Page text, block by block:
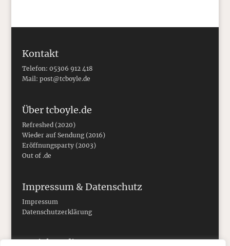
Kontakt
Telefon: 05306 912 418
Mail: post@tcboyle.de
Über tcboyle.de
Refreshed (2020)
Wieder auf Sendung (2016)
Eröffnungsparty (2003)
Out of .de
Impressum & Datenschutz
Impressum
Datenschutzerklärung
Social Media